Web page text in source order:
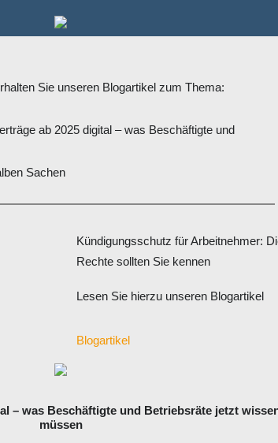
Sie unseren Blogartikel zum Thema:
ab 2025 digital – was Beschäftigte und
Sachen
Kündigungsschutz für Arbeitnehmer:
Rechte sollten Sie kennen
Lesen Sie hierzu unseren Blogartikel
Blogartikel
– was Beschäftigte und Betriebsräte jetzt
müssen